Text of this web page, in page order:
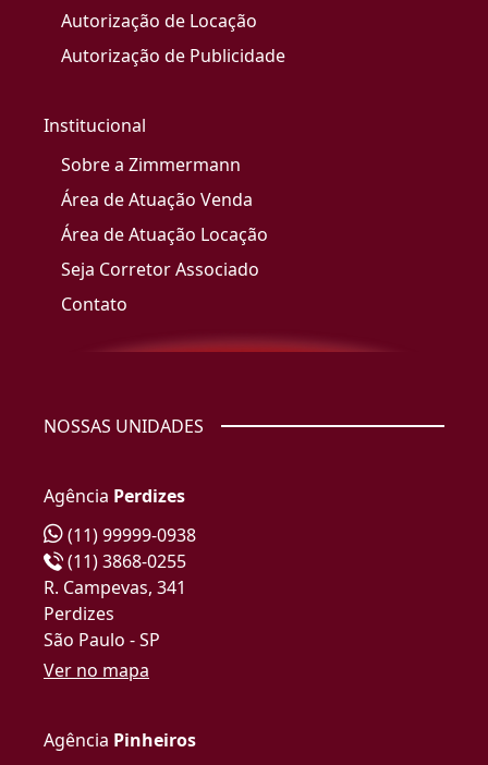
Autorização de Locação
Autorização de Publicidade
Institucional
Sobre a Zimmermann
Área de Atuação Venda
Área de Atuação Locação
Seja Corretor Associado
Contato
NOSSAS UNIDADES
Agência Perdizes
(11) 99999-0938
(11) 3868-0255
R. Campevas, 341
Perdizes
São Paulo - SP
Ver no mapa
Agência Pinheiros